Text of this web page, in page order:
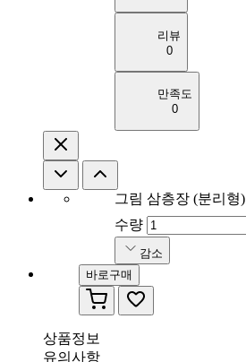
리뷰
0
만족도
0
그림 삼층장 (분리형)
수량
감소
바로구매
상품정보
유의사항